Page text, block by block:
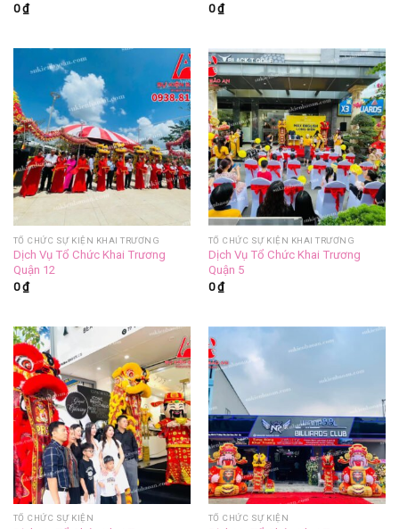
0₫
0₫
TỔ CHỨC SỰ KIỆN KHAI TRƯƠNG
Dịch Vụ Tổ Chức Khai Trương
Quận 12
0₫
TỔ CHỨC SỰ KIỆN KHAI TRƯƠNG
Dịch Vụ Tổ Chức Khai Trương
Quận 5
0₫
TỔ CHỨC SỰ KIỆN TỔ CHỨC SỰ KIỆN